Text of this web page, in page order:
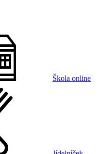
Škola online